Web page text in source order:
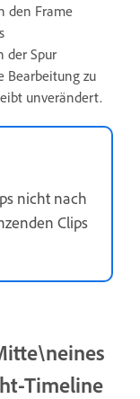
den Frame
der Spur
Bearbeitung zu
unverändert.
nicht nach
Clips
Timeline